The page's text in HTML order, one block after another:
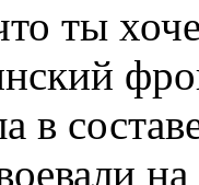
ты
в